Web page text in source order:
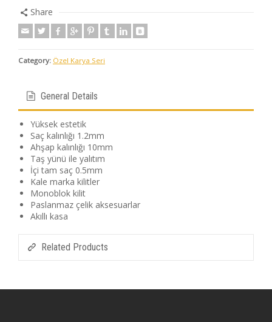
Share
Category: Özel Karya Seri
General Details
Yüksek estetik
Saç kalınlığı 1.2mm
Ahşap kalınlığı 10mm
Taş yünü ile yalıtım
İçi tam saç 0.5mm
Kale marka kilitler
Monoblok kilit
Paslanmaz çelik aksesuarlar
Akıllı kasa
Related Products